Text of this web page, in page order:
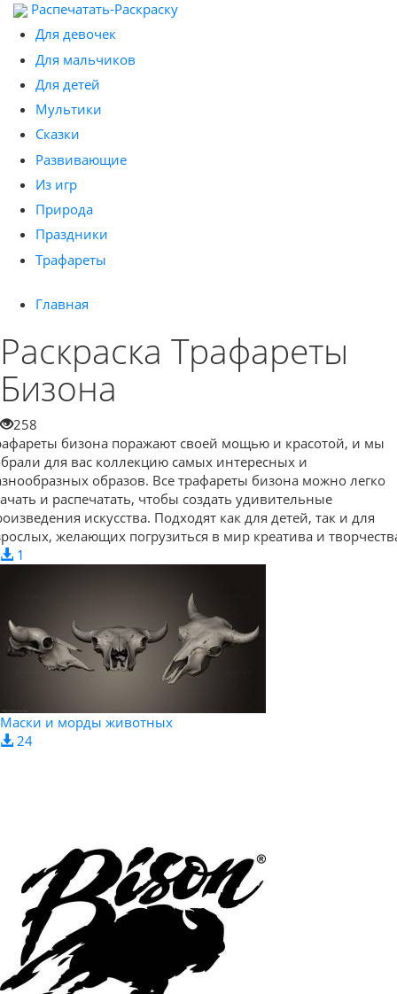
Распечатать-Раскраску
Для девочек
Для мальчиков
Для детей
Мультики
Сказки
Развивающие
Из игр
Природа
Праздники
Трафареты
Главная
Раскраска Трафареты
Бизона
258
бизона поражают своей мощью и красотой, и мы
для вас коллекцию самых интересных и
образов. Все трафареты бизона можно легко
и распечатать, чтобы создать удивительные
искусства. Подходят как для детей, так и для
желающих погрузиться в мир креатива и
1
Маски и морды животных
24